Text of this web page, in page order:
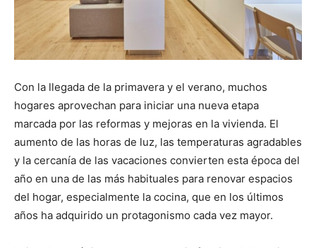
Con la llegada de la primavera y el verano, muchos
hogares aprovechan para iniciar una nueva etapa
marcada por las reformas y mejoras en la vivienda. El
aumento de las horas de luz, las temperaturas agradables
y la cercanía de las vacaciones convierten esta época del
año en una de las más habituales para renovar espacios
del hogar, especialmente la cocina, que en los últimos
años ha adquirido un protagonismo cada vez mayor.